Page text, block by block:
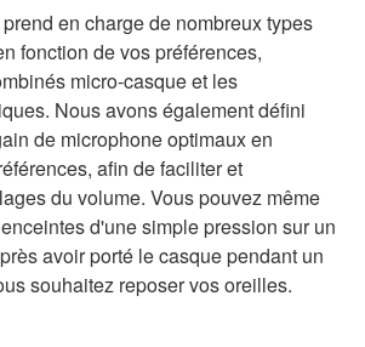
en charge de nombreux types
fonction de vos préférences,
micro-casque et les
Nous avons également défini
de microphone optimaux en
afin de faciliter et
du volume. Vous pouvez même
d'une simple pression sur un
avoir porté le casque pendant un
souhaitez reposer vos oreilles.